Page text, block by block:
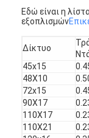
Αρχική
Προϊόντα
Σχετικά με
Εδώ είναι η
εξοπλισμών
Δίκτυο
45x15
48X10
72x15
90X17
110X17
110X21